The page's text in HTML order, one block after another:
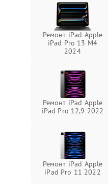
Ремонт iPad Apple
iPad Pro 13 M4
2024
Ремонт iPad Apple
iPad Pro 12,9 2022
Ремонт iPad Apple
iPad Pro 11 2022